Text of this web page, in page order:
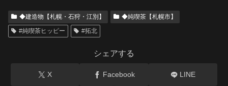
◆建造物【札幌・石狩・江別】
◆純喫茶【札幌市】
#純喫茶ヒッピー
#拓北
シェアする
X Facebook LINE